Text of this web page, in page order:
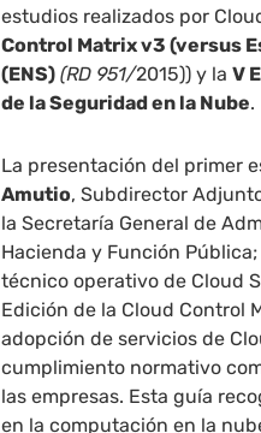
estudios realizados por
Control Matrix v3 (versus
(ENS) (RD 951/2015)) y laV
de la Seguridad en la Nube.
La presentación del primer
Amutio, Subdirector
la Secretaría General de
Hacienda y Función
técnico operativo de Cloud
Edición de la Cloud Control
adopción de servicios de
cumplimiento normativo
las empresas. Esta guía
en la computación en la